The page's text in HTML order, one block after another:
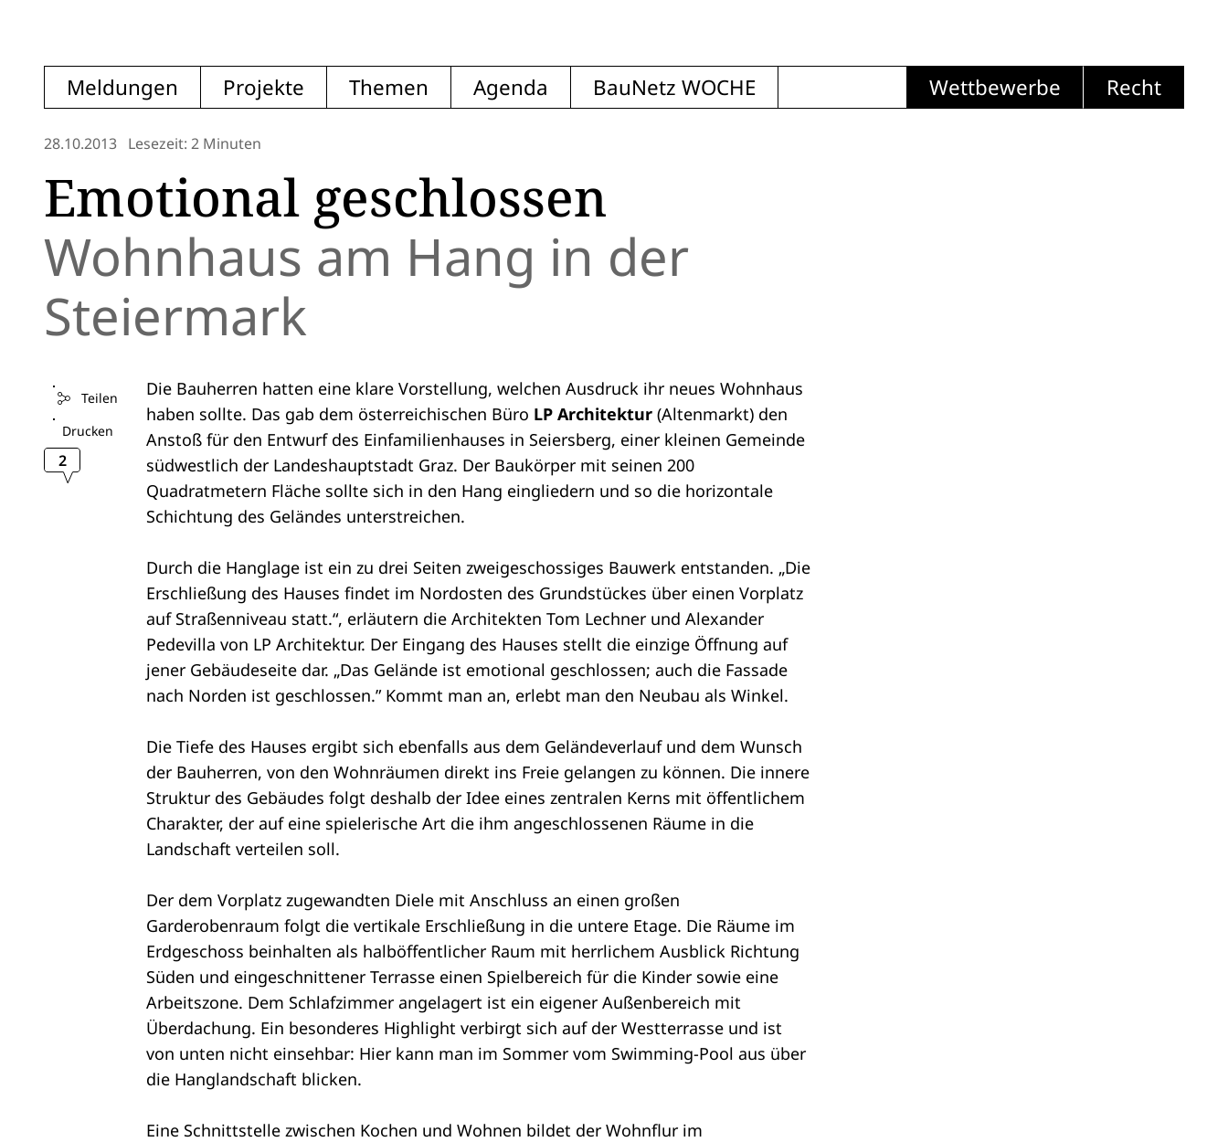
Meldungen Projekte Themen Agenda BauNetz WOCHE Wettbewerbe Recht
28.10.2013 Lesezeit: 2 Minuten
Emotional geschlossen
Wohnhaus am Hang in der
Steiermark
Teilen
Drucken
2
Die Bauherren hatten eine klare Vorstellung, welchen Ausdruck ihr neues Wohnhaus
haben sollte. Das gab dem österreichischen Büro LP Architektur (Altenmarkt) den
Anstoß für den Entwurf des Einfamilienhauses in Seiersberg, einer kleinen Gemeinde
südwestlich der Landeshauptstadt Graz. Der Baukörper mit seinen 200
Quadratmetern Fläche sollte sich in den Hang eingliedern und so die horizontale
Schichtung des Geländes unterstreichen.
Durch die Hanglage ist ein zu drei Seiten zweigeschossiges Bauwerk entstanden. „Die
Erschließung des Hauses findet im Nordosten des Grundstückes über einen Vorplatz
auf Straßenniveau statt.“, erläutern die Architekten Tom Lechner und Alexander
Pedevilla von LP Architektur. Der Eingang des Hauses stellt die einzige Öffnung auf
jener Gebäudeseite dar. „Das Gelände ist emotional geschlossen; auch die Fassade
nach Norden ist geschlossen.” Kommt man an, erlebt man den Neubau als Winkel.
Die Tiefe des Hauses ergibt sich ebenfalls aus dem Geländeverlauf und dem Wunsch
der Bauherren, von den Wohnräumen direkt ins Freie gelangen zu können. Die innere
Struktur des Gebäudes folgt deshalb der Idee eines zentralen Kerns mit öffentlichem
Charakter, der auf eine spielerische Art die ihm angeschlossenen Räume in die
Landschaft verteilen soll.
Der dem Vorplatz zugewandten Diele mit Anschluss an einen großen
Garderobenraum folgt die vertikale Erschließung in die untere Etage. Die Räume im
Erdgeschoss beinhalten als halböffentlicher Raum mit herrlichem Ausblick Richtung
Süden und eingeschnittener Terrasse einen Spielbereich für die Kinder sowie eine
Arbeitszone. Dem Schlafzimmer angelagert ist ein eigener Außenbereich mit
Überdachung. Ein besonderes Highlight verbirgt sich auf der Westterrasse und ist
von unten nicht einsehbar: Hier kann man im Sommer vom Swimming-Pool aus über
die Hanglandschaft blicken.
Eine Schnittstelle zwischen Kochen und Wohnen bildet der Wohnflur im